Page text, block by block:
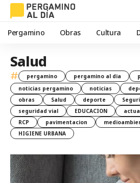
Pergamino Obras Cultura
Salud
# pergamino pergamino al dia
noticias pergamino
noticias
obras
Salud deporte
seguridad vial
EDUCACION
RCP
pavimentacion
HIGIENE URBANA